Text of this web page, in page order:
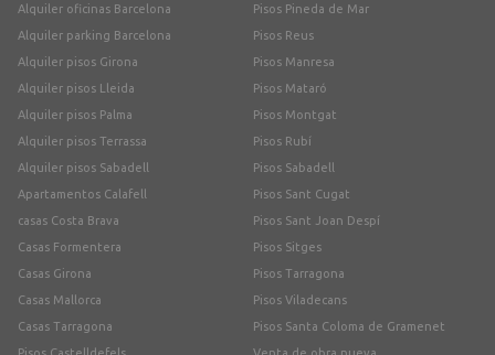
Alquiler oficinas Barcelona
Alquiler parking Barcelona
Alquiler pisos Girona
Alquiler pisos Lleida
Alquiler pisos Palma
Alquiler pisos Terrassa
Alquiler pisos Sabadell
Apartamentos Calafell
casas Costa Brava
Casas Formentera
Casas Girona
Casas Mallorca
Casas Tarragona
Pisos Pineda de Mar
Pisos Reus
Pisos Manresa
Pisos Mataró
Pisos Montgat
Pisos Rubí
Pisos Sabadell
Pisos Sant Cugat
Pisos Sant Joan Despí
Pisos Sitges
Pisos Tarragona
Pisos Viladecans
Pisos Santa Coloma de Gramenet